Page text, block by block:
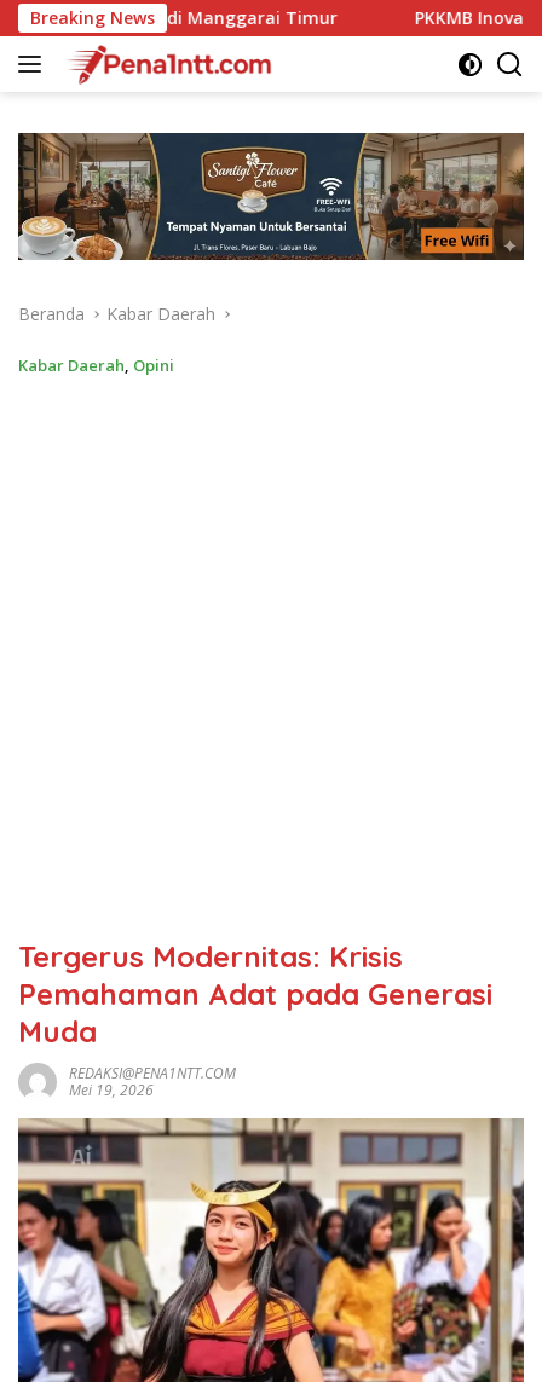
Langsung
ke
konten
Breaking News
Timur PKKMB Inovatif, Komitmen Kampus
Beranda Kabar Daerah
Kabar Daerah Opini
Tergerus Modernitas: Krisis
Pemahaman Adat pada Generasi
Muda
REDAKSI@PENA1NTT.COM
Mei 19, 2026